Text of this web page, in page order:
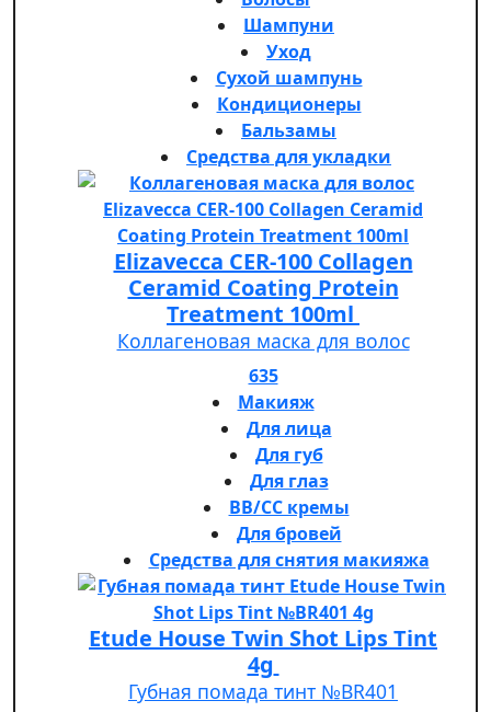
Шампуни
Уход
Сухой шампунь
Кондиционеры
Бальзамы
Средства для укладки
Elizavecca CER-100 Collagen
Ceramid Coating Protein
Treatment 100ml
Коллагеновая маска для волос
635
Макияж
Для лица
Для губ
Для глаз
BB/CC кремы
Для бровей
Средства для снятия макияжа
Etude House Twin Shot Lips Tint
4g
Губная помада тинт №BR401